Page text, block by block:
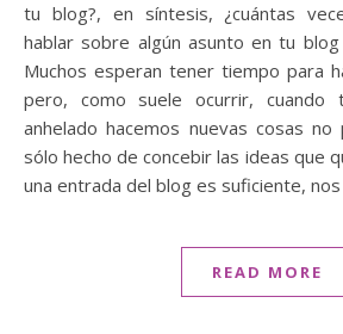
tu blog?, en síntesis, ¿cuántas
hablar sobre algún asunto en tu
Muchos esperan tener tiempo para
pero, como suele ocurrir, cuando
anhelado hacemos nuevas cosas
sólo hecho de concebir las ideas que
una entrada del blog es suficiente,
READ MORE